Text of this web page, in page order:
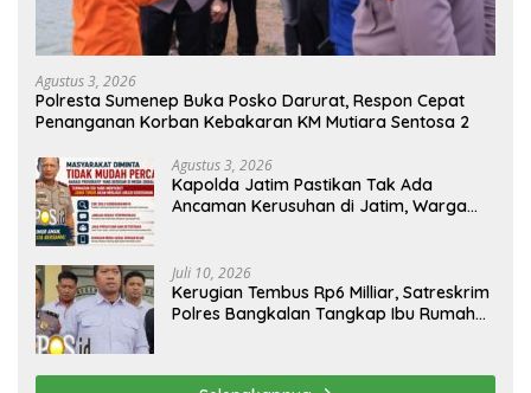
Agustus 3, 2026
Polresta Sumenep Buka Posko Darurat, Respon Cepat
Penanganan Korban Kebakaran KM Mutiara Sentosa 2
Agustus 3, 2026
Kapolda Jatim Pastikan Tak Ada
Ancaman Kerusuhan di Jatim, Warga
Juli 10, 2026
Kerugian Tembus Rp6 Milliar, Satreskrim
Polres Bangkalan Tangkap Ibu Rumah